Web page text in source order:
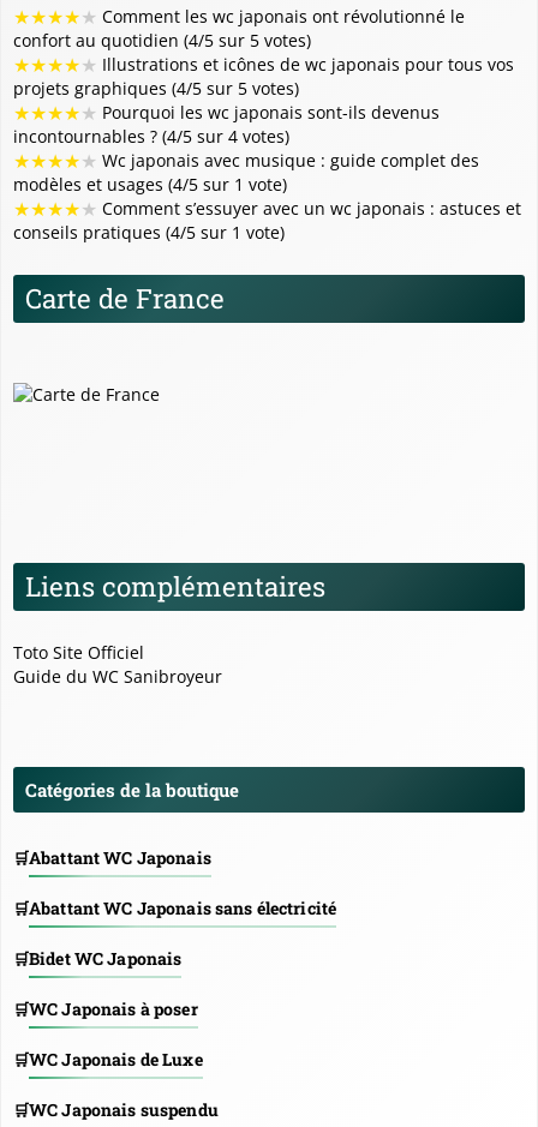
★★★★★ Comment les wc japonais ont révolutionné le
confort au quotidien (4/5 sur 5 votes)
★★★★★ Illustrations et icônes de wc japonais pour tous vos
projets graphiques (4/5 sur 5 votes)
★★★★★ Pourquoi les wc japonais sont-ils devenus
incontournables ? (4/5 sur 4 votes)
★★★★★ Wc japonais avec musique : guide complet des
modèles et usages (4/5 sur 1 vote)
★★★★★ Comment s’essuyer avec un wc japonais : astuces et
conseils pratiques (4/5 sur 1 vote)
Carte de France
Liens complémentaires
Toto Site Officiel
Guide du WC Sanibroyeur
Catégories de la boutique
Abattant WC Japonais
Abattant WC Japonais sans électricité
Bidet WC Japonais
WC Japonais à poser
WC Japonais de Luxe
WC Japonais suspendu